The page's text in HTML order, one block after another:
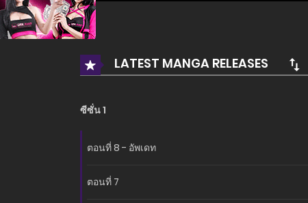
อ่านเรื่องนี้ก่อนใครได้ที่ MANGA-LC.NET เท่านั้น!
LATEST MANGA RELEASES
ซีซั่น 1
ตอนที่ 8 - อัพเดท
ตอนที่ 7